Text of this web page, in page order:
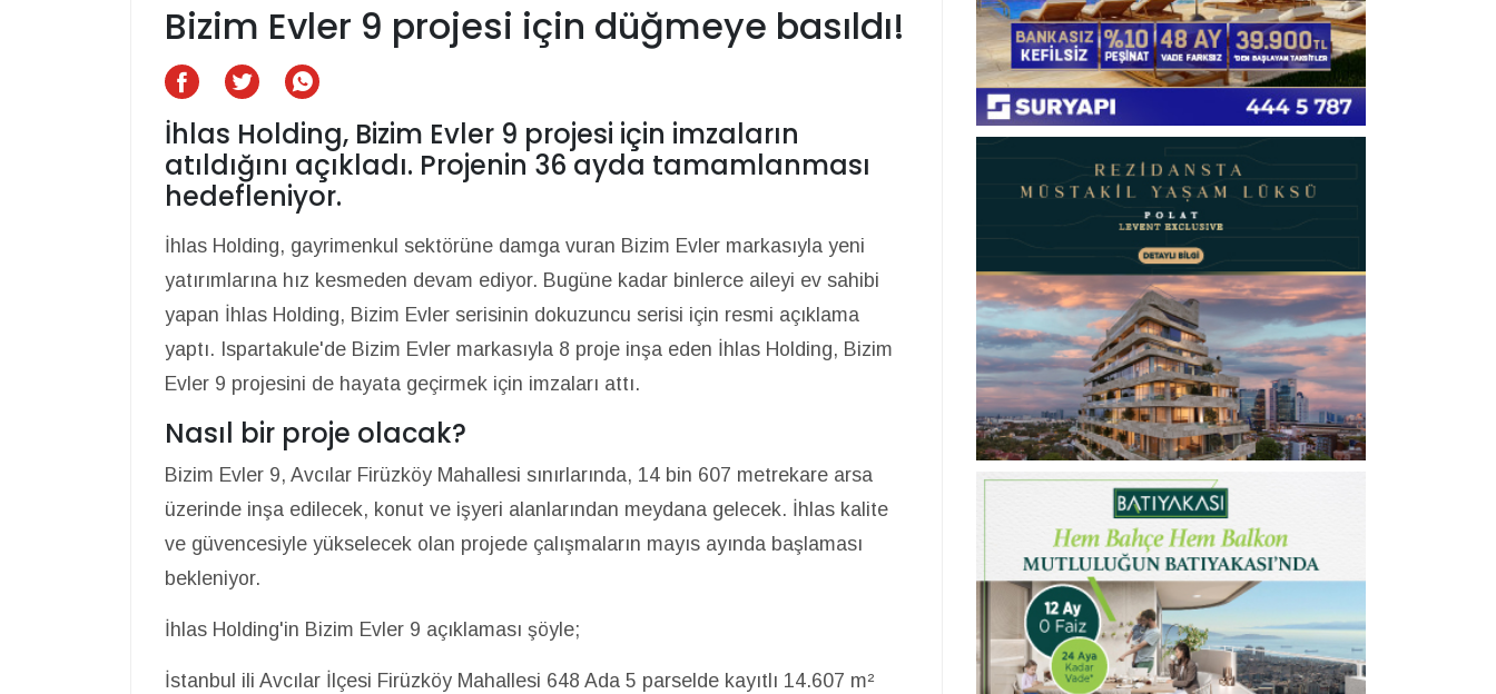
Bizim Evler 9 projesi için düğmeye basıldı!
İhlas Holding, Bizim Evler 9 projesi için imzaların
atıldığını açıkladı. Projenin 36 ayda tamamlanması
hedefleniyor.
İhlas Holding, gayrimenkul sektörüne damga vuran Bizim Evler markasıyla yeni
yatırımlarına hız kesmeden devam ediyor. Bugüne kadar binlerce aileyi ev sahibi
yapan İhlas Holding, Bizim Evler serisinin dokuzuncu serisi için resmi açıklama
yaptı. Ispartakule'de Bizim Evler markasıyla 8 proje inşa eden İhlas Holding, Bizim
Evler 9 projesini de hayata geçirmek için imzaları attı.
Nasıl bir proje olacak?
Bizim Evler 9, Avcılar Firüzköy Mahallesi sınırlarında, 14 bin 607 metrekare arsa
üzerinde inşa edilecek, konut ve işyeri alanlarından meydana gelecek. İhlas kalite
ve güvencesiyle yükselecek olan projede çalışmaların mayıs ayında başlaması
bekleniyor.
İhlas Holding'in Bizim Evler 9 açıklaması şöyle;
İstanbul ili Avcılar İlçesi Firüzköy Mahallesi 648 Ada 5 parselde kayıtlı 14.607 m²